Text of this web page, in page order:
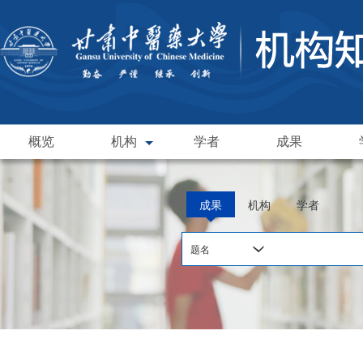
概览 机构 学者 成果
成果 机构 学者
题名